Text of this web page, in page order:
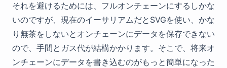
それを避けるためには、フルオンチェーンにするしかな
いのですが、現在のイーサリアムだとSVGを使い、かな
り無茶をしないとオンチェーンにデータを保存できない
ので、手間とガス代が結構かかります。そこで、将来オ
ンチェーンにデータを書き込むのがもっと簡単になった